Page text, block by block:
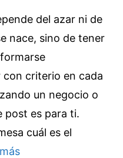
del azar ni de
nace, sino de tener
con criterio en cada
un negocio o
post es para ti.
cuál es el